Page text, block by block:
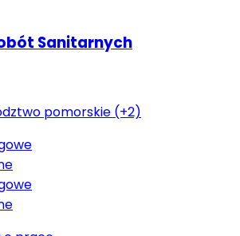
Sanitarnych
pomorskie (+2)